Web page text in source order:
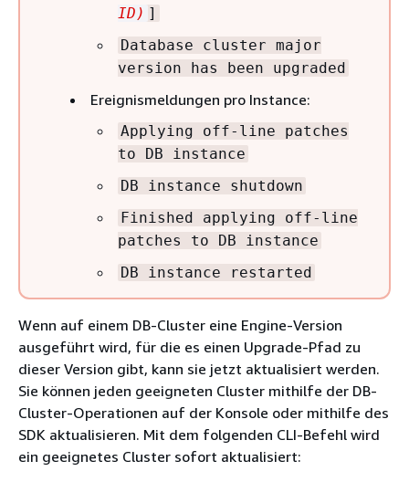
ID) ]
Database cluster major
version has been upgraded
Ereignismeldungen pro Instance:
Applying off-line patches
to DB instance
DB instance shutdown
Finished applying off-line
patches to DB instance
DB instance restarted
Wenn auf einem DB-Cluster eine Engine-Version
ausgeführt wird, für die es einen Upgrade-Pfad zu
dieser Version gibt, kann sie jetzt aktualisiert werden.
Sie können jeden geeigneten Cluster mithilfe der DB-
Cluster-Operationen auf der Konsole oder mithilfe des
SDK aktualisieren. Mit dem folgenden CLI-Befehl wird
ein geeignetes Cluster sofort aktualisiert: